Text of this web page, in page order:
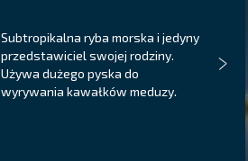
Subtropikalna ryba morska i jedyny
przedstawiciel swojej rodziny.
Używa dużego pyska do
wyrywania kawałków meduzy.